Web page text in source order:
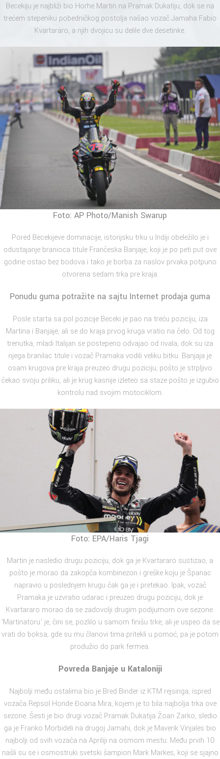
Becekiju je najbliži bio Horhe Martin na Pramak Dukatiju, dok se na
trećem stepeniku pobedničkog postolja našao vozač Jamaha Fabio
Kvartararo, a njih dvojicu su delile dve desetinke.
Foto: AP Photo/Manish Swarup
Pored Becekijeve dominacije, istorijsku trku u Indiji obeležilo je i
odustajanje branioca titule Frančeska Banjaje, koji je po peti put ove
godine ostao bez bodova i tako je borba za naslov prvaka potpuno
otvorena sedam trka pre kraja.
Ponudu guma potražite na sajtu Internet prodaja guma
Posle starta sa pol pozicije Beceki je pao na treću poziciju, iza
Martina i Banjaje, ali se do kraja prvog kruga vratio na čelo. Od tog
trenutka, mladi Italijan se postepeno odvajao od rivala, dok su iza
njega branilac titule i vozač Pramaka vodili veliku bitku. Banjaja je
osam krugova pre kraja preuzeo drugu poziciju, pošto je strpljivo
čekao svoju priliku, ali je krug kasnije izleteo sa staze pošto je izgubio
kontrolu nad svojim motociklom.
Foto: EPA/Haris Tjagi
Martin je nasledio drugu poziciju, dok ga je Kvartararo sustizao, a
pošto je morao da zakopča kombinezon i greške koju je Španac
napravio u poslednjem krugu čak ga je i pretekao. Ipak, vozač
Pramaka je uzvratio udarac i preuzeo drugu poziciju, dok je
Kvartararo morao da se zadovolji drugim podijumom ove sezone.
’Martinatoru’ je, čini se, pozlilo u samom finišu trke, ali je uspeo da se
vrati do boksa, gde su mu članovi tima pritekli u pomoć, pa je potom
produžio do park fermea.
Povreda Banjaje u Kataloniji
Najbolji među ostalima bio je Bred Binder iz KTM rejsinga, ispred
vozača Repsol Honde Đoana Mira, kojem je to bila najbolja trka ove
sezone. Šesti je bio drugi vozač Pramak Dukatija Žoan Zarko, sledio
ga je Franko Morbideli na drugoj Jamahi, dok je Maverik Vinjales bio
najbolji od svih vozača na Apriliji na osmom mestu. Među prvih 10
našli su se i osmostruki svetski šampion Mark Markes, koji se sjajno